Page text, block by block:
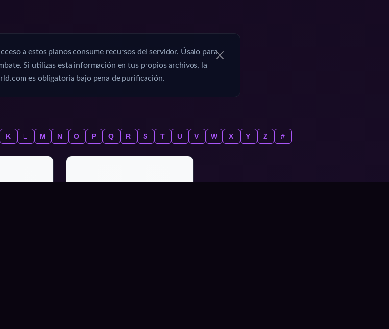
a estos planos consume recursos del servidor. Úsalo para
Si utilizas esta información en tus propios archivos, la
es obligatoria bajo pena de purificación.
K L M N O P Q R S T U V W X Y Z #